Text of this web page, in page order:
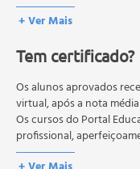
• Avaliação Online dos
devem ser feitas em 1
Os estudos, atividades e
A média final deve ser
recebimento do
o aluno poderá realizar
curso quantas vezes
prova, atividades
+ Ver Mais
Tem certificado?
Os alunos aprovados
virtual, após a nota
Os cursos do Portal
profissional,
esses títulos não se